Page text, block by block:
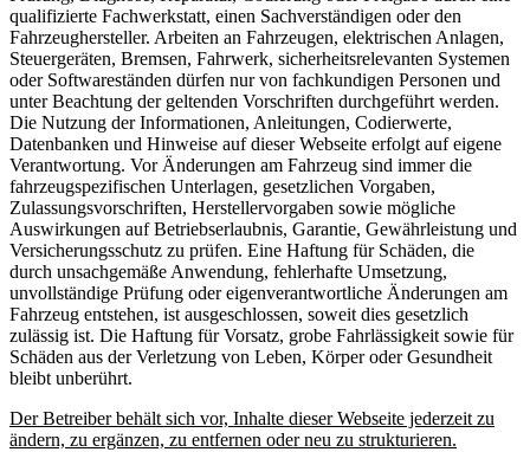
qualifizierte Fachwerkstatt, einen Sachverständigen oder den
Fahrzeughersteller. Arbeiten an Fahrzeugen, elektrischen Anlagen,
Steuergeräten, Bremsen, Fahrwerk, sicherheitsrelevanten Systemen
oder Softwareständen dürfen nur von fachkundigen Personen und
unter Beachtung der geltenden Vorschriften durchgeführt werden.
Die Nutzung der Informationen, Anleitungen, Codierwerte,
Datenbanken und Hinweise auf dieser Webseite erfolgt auf eigene
Verantwortung. Vor Änderungen am Fahrzeug sind immer die
fahrzeugspezifischen Unterlagen, gesetzlichen Vorgaben,
Zulassungsvorschriften, Herstellervorgaben sowie mögliche
Auswirkungen auf Betriebserlaubnis, Garantie, Gewährleistung und
Versicherungsschutz zu prüfen. Eine Haftung für Schäden, die
durch unsachgemäße Anwendung, fehlerhafte Umsetzung,
unvollständige Prüfung oder eigenverantwortliche Änderungen am
Fahrzeug entstehen, ist ausgeschlossen, soweit dies gesetzlich
zulässig ist. Die Haftung für Vorsatz, grobe Fahrlässigkeit sowie für
Schäden aus der Verletzung von Leben, Körper oder Gesundheit
bleibt unberührt.
Der Betreiber behält sich vor, Inhalte dieser Webseite jederzeit zu
ändern, zu ergänzen, zu entfernen oder neu zu strukturieren.